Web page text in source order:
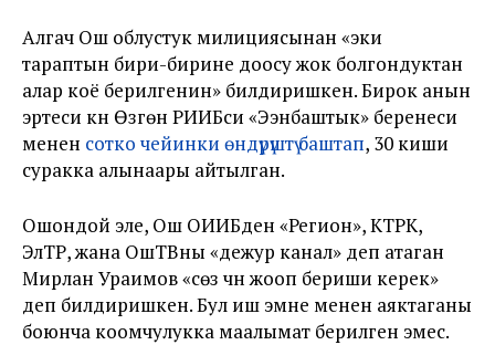
Алгач Ош облустук милициясынан «эки
тараптын бири-бирине доосу жок болгондуктан
алар коё берилгенин» билдиришкен. Бирок анын
эртеси күнү Өзгөн РИИБси «Ээнбаштык» беренеси
менен сотко чейинки өндүрүштү баштап, 30 киши
суракка алынаары айтылган.
Ошондой эле, Ош ОИИБден «Регион», КТРК,
ЭлТР, жана ОшТВны «дежур канал» деп атаган
Мирлан Ураимов «сөзү үчүн жооп бериши керек»
деп билдиришкен. Бул иш эмне менен аяктаганы
боюнча коомчулукка маалымат берилген эмес.